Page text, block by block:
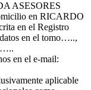
ASESORES
en RICARDO
en el Registro
en el tomo…..,
en el e-mail:
aplicable